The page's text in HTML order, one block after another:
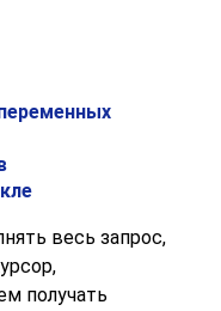
весь запрос,
получать